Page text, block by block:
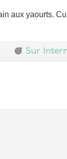
aux yaourts.
Sur